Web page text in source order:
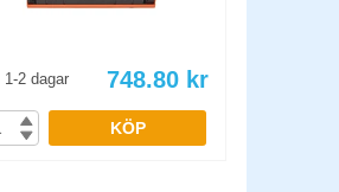
1-2 dagar 748.80 kr
KÖP